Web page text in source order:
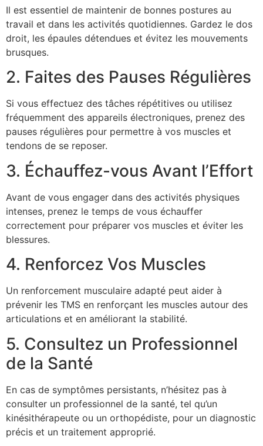
Il est essentiel de maintenir de bonnes postures au
travail et dans les activités quotidiennes. Gardez le dos
droit, les épaules détendues et évitez les mouvements
brusques.
2. Faites des Pauses Régulières
Si vous effectuez des tâches répétitives ou utilisez
fréquemment des appareils électroniques, prenez des
pauses régulières pour permettre à vos muscles et
tendons de se reposer.
3. Échauffez-vous Avant l’Effort
Avant de vous engager dans des activités physiques
intenses, prenez le temps de vous échauffer
correctement pour préparer vos muscles et éviter les
blessures.
4. Renforcez Vos Muscles
Un renforcement musculaire adapté peut aider à
prévenir les TMS en renforçant les muscles autour des
articulations et en améliorant la stabilité.
5. Consultez un Professionnel
de la Santé
En cas de symptômes persistants, n’hésitez pas à
consulter un professionnel de la santé, tel qu’un
kinésithérapeute ou un orthopédiste, pour un diagnostic
précis et un traitement approprié.